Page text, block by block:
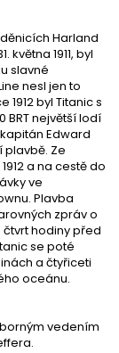
Harland
1911, byl
slavné
nesl jen to
byl Titanic s
BRT největší lodí
Edward
plavbě. Ze
a na cestě do
ve
Plavba
zpráv o
čtvrt hodiny před
se poté
a čtyřiceti
oceánu.
vedením